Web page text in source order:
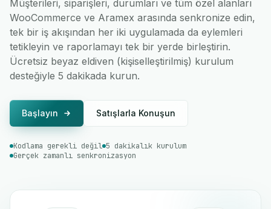
Müşterileri, siparişleri, durumları ve tüm özel alanları
WooCommerce ve Aramex arasında senkronize edin,
tek bir iş akışından her iki uygulamada da eylemleri
tetikleyin ve raporlamayı tek bir yerde birleştirin.
Ücretsiz beyaz eldiven (kişiselleştirilmiş) kurulum
desteğiyle 5 dakikada kurun.
Başlayın Satışlarla Konuşun
Kodlama gerekli değil 5 dakikalık kurulum
Gerçek zamanlı senkronizasyon